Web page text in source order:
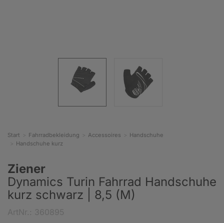
Start Fahrradbekleidung Accessoires
Handschuhe
Handschuhe kurz
Ziener
Dynamics Turin Fahrrad Handschuhe
kurz schwarz | 8,5 (M)